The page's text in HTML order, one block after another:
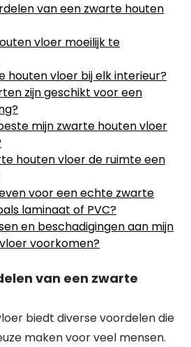
van een zwarte houten
vloer moeilijk te
houten vloer bij elk interieur?
zijn geschikt voor een
mijn zwarte houten vloer
houten vloer de ruimte een
voor een echte zwarte
laminaat of PVC?
en beschadigingen aan mijn
voorkomen?
van een zwarte
biedt diverse voordelen die
maken voor veel mensen.